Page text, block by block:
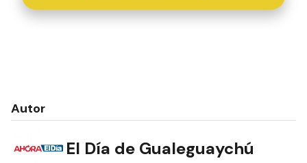
Autor
El Día de Gualeguaychú